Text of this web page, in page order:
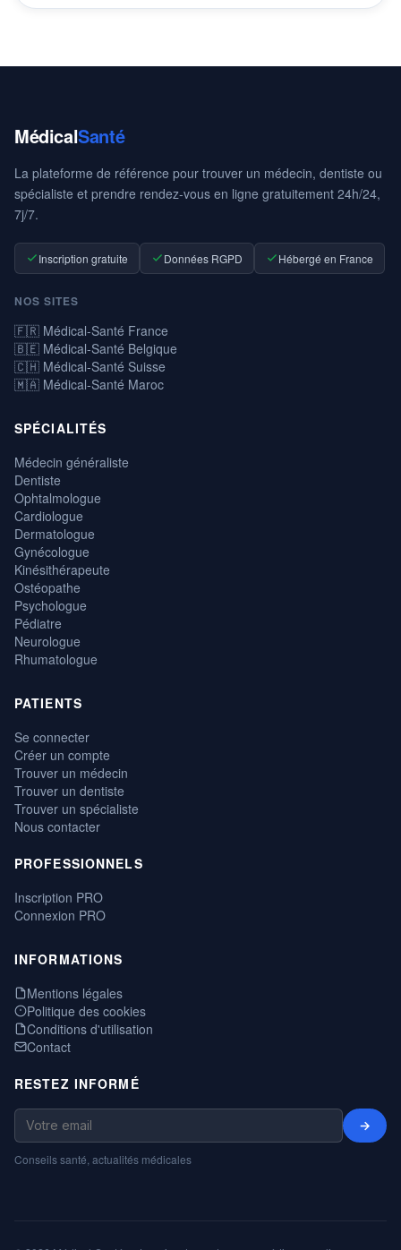
MédicalSanté
La plateforme de référence pour trouver un médecin, dentiste ou
spécialiste et prendre rendez-vous en ligne gratuitement 24h/24,
7j/7.
Inscription gratuite Données RGPD Hébergé en France
NOS SITES
🇫🇷 Médical-Santé France
🇧🇪 Médical-Santé Belgique
🇨🇭 Médical-Santé Suisse
🇲🇦 Médical-Santé Maroc
SPÉCIALITÉS
Médecin généraliste
Dentiste
Ophtalmologue
Cardiologue
Dermatologue
Gynécologue
Kinésithérapeute
Ostéopathe
Psychologue
Pédiatre
Neurologue
Rhumatologue
PATIENTS
Se connecter
Créer un compte
Trouver un médecin
Trouver un dentiste
Trouver un spécialiste
Nous contacter
PROFESSIONNELS
Inscription PRO
Connexion PRO
INFORMATIONS
Mentions légales
Politique des cookies
Conditions d'utilisation
Contact
RESTEZ INFORMÉ
→
Conseils santé, actualités médicales